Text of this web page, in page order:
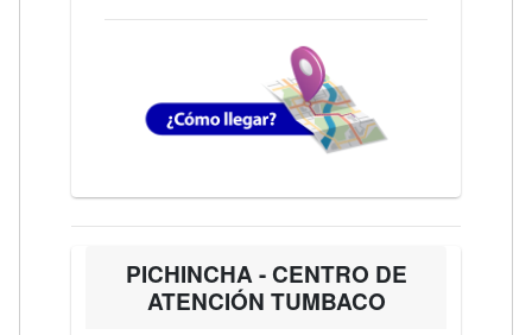
PICHINCHA - CENTRO DE
ATENCIÓN TUMBACO